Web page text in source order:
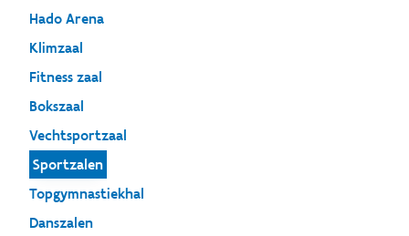
Hado Arena
Klimzaal
Fitness zaal
Bokszaal
Vechtsportzaal
Sportzalen
Topgymnastiekhal
Danszalen